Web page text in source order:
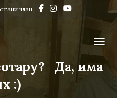
члан
Да, има
:)